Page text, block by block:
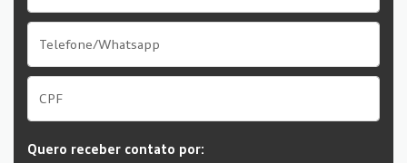
Quero receber contato por: